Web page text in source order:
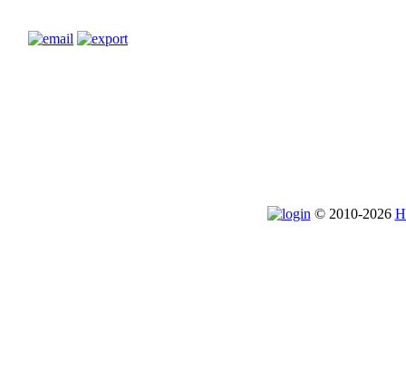
© 2010-2026